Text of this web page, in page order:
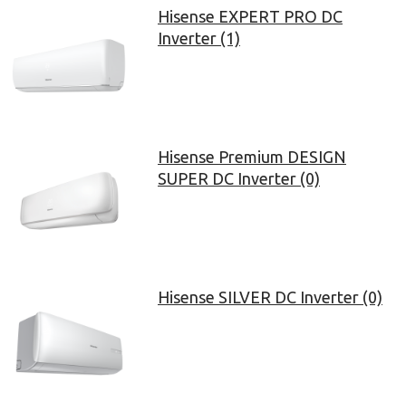
Hisense EXPERT PRO DC
Inverter (1)
Hisense Premium DESIGN
SUPER DC Inverter (0)
Hisense SILVER DC Inverter (0)